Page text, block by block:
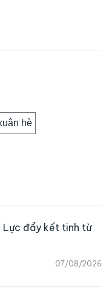
hè
07/08/2026
Lực đẩy kết tinh từ